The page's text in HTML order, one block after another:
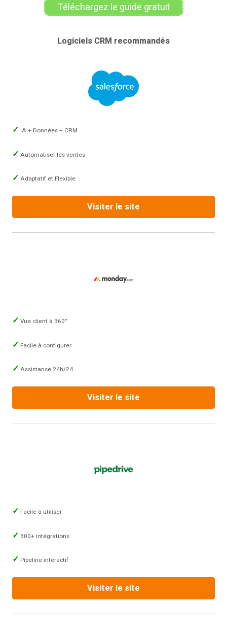
Téléchargez le guide gratuit
Logiciels CRM recommandés
IA + Données + CRM
Automatiser les ventes
Adaptatif et Flexible
Visiter le site
Vue client à 360°
Facile à configurer
Assistance 24h/24
Visiter le site
Facile à utiliser
300+ intégrations
Pipeline interactif
Visiter le site